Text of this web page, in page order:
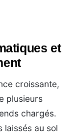
et
croissante,
plusieurs
chargés.
laissés au sol